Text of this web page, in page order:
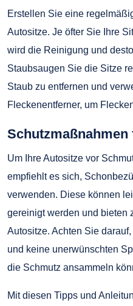
Erstellen Sie eine
Autositze. Je öfter Sie Ihre
wird die Reinigung und
Staubsaugen Sie die Sitze
Staub zu entfernen und
Fleckenentferner, um
Um Ihre Autositze vor
empfiehlt es sich,
verwenden. Diese können
gereinigt werden und bieten
Autositze. Achten Sie
und keine unerwünschten
die Schmutz ansammeln
Mit diesen Tipps und